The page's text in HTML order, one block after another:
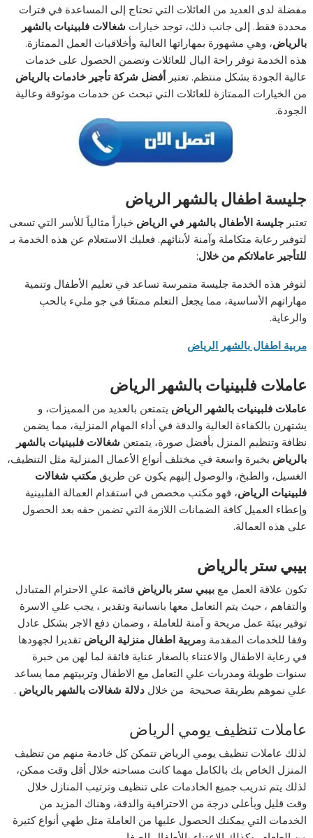
مفضلة لدى العديد من العائلات التي تحتاج إلى المساعدة في فترات
محددة فقط. إلى جانب ذلك، توجد خيارات شغالات فلبينيات بالشهر
بالرياض، وهي مشهورة بمهاراتها العالية وأخلاقيات العمل الممتازة.
هذه الخدمة توفر راحة البال للعائلات وتضمن الحصول على خدمات
عالية الجودة بشكل منتظم. تعتبرأفضل شركة تأجير خادمات بالرياض
من الخيارات الممتازة للعائلات التي تبحث عن خدمات موثوقة وعالية
الجودة.
جليسة اطفال بالشهر الرياض
تعتبرجليسة الأطفال بالشهر في الرياض خياراً مثالياً للأسر التي تسعى
لتوفير رعاية متكاملة وآمنة لأبنائهم. فعليك الاستعلام عن هذه الخدمة بـ
للتأجير عاملاتكم من خلال:
لتوفر هذه الخدمة جليسة متمرسة تساعد في تعليم الأطفال وتنمية
مهاراتهم الأساسية، مما يجعل التعلم ممتعًا في جو مليء بالحب
والرعاية.
مربية اطفال بالشهر الرياض
عاملات فلبينيات بالشهر الرياض
عاملات فلبينيات بالشهر الرياض يتمتعن بالعديد من المميزات، و
يشتهرن بالكفاءة العالية والدقة في أداء المهام المنزلية، مما يضمن
نظافة وتنظيم المنزل بأفضل صورة، يتمتعن شغالات فلبينيات بالشهر
بالرياض بخبرة واسعة في مختلف أنواع الأعمال المنزلية مثل التنظيف،
الغسيل، والطبخ، والوصول إليهم يكون عن طريقمكتب شغالات
فلبينيات الرياض، فهو مكتب مخصص في استقدام العمالة الفلبينية
وإعطاء العميل كافة الضمانات اللازمة التي تضمن حقه بعد الحصول
على هذه العمالة.
بيبي ستر بالرياض
تكون علاقة العمل معبيبي ستر بالرياض قائمة علي الاحترام المتبادل
والتفاهم ، حيث يتم التعامل معها بانسانية وتقدير ، يجب علي الاسرة
توفير بيئة عمل مريحة و آمنة للعاملة ، وضمان دفع الاجر بشكل عادل
وفقا للخدمات المقدمة ومربية اطفال منزلية الرياض تقديرا لجهودها
في رعاية الاطفال والاعتناء بالصغار عناية فائقة لما لهن من خبرة
سنوات طويلة ومدربات علي التعامل مع الاطفال وتربيتهم مما يساعد
علي نموهم بطريقة صحيحة من خلالدلالة شغالات بالشهر بالرياض .
عاملات تنظيف يومي الرياض
لذلك عاملات تنظيف يومي الرياض تتمكن كل خادمة منهم من تنظيف
المنزل الخاص بك بالكامل مهما كانت مساحته خلال أقل وقت ممكن،
لذلك يتم تدريب جميع الخادمات على تنظيف وترتيب المنازل خلال
وقت قليل وبأعلى درجة من الاحترافية والدقة، وهناك المزيد من
الخدمات التي يمكنك الحصول عليها من العاملة مثل طهي أنواع كثيرة